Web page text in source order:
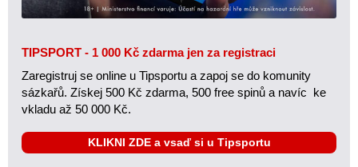
TIPSPORT - 1 000 Kč zdarma jen za registraci
Zaregistruj se online u Tipsportu a zapoj se do komunity
sázkařů. Získej 500 Kč zdarma, 500 free spinů a navíc ke
vkladu až 50 000 Kč.
KLIKNI ZDE a vsaď si u Tipsportu